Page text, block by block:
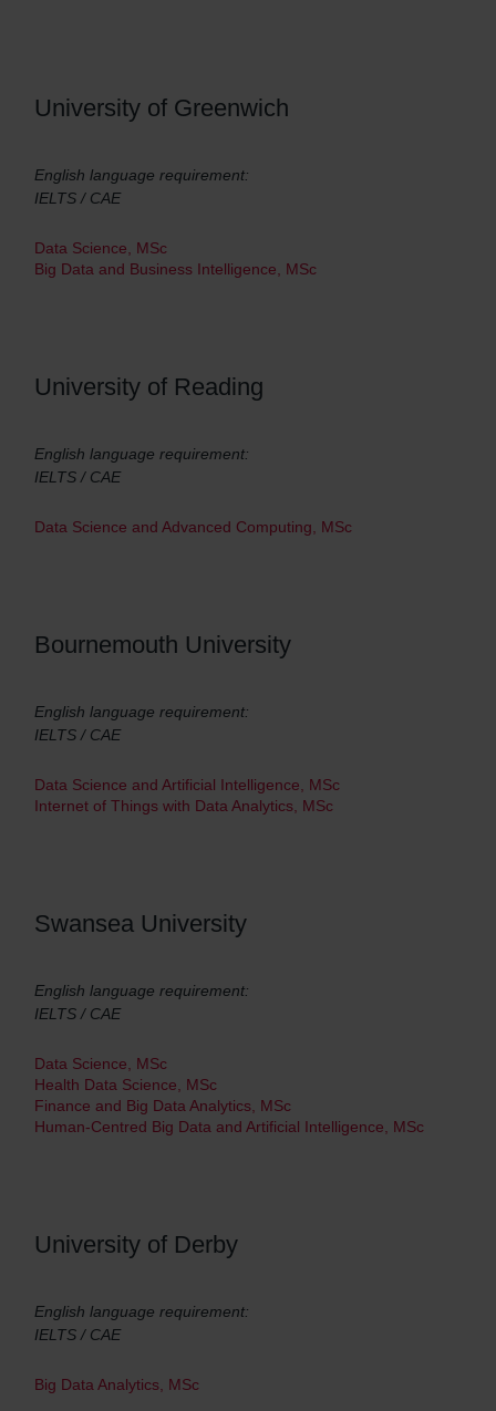
University of Greenwich
English language requirement:
IELTS / CAE
Data Science, MSc
Big Data and Business Intelligence, MSc
University of Reading
English language requirement:
IELTS / CAE
Data Science and Advanced Computing, MSc
Bournemouth University
English language requirement:
IELTS / CAE
Data Science and Artificial Intelligence, MSc
Internet of Things with Data Analytics, MSc
Swansea University
English language requirement:
IELTS / CAE
Data Science, MSc
Health Data Science, MSc
Finance and Big Data Analytics, MSc
Human-Centred Big Data and Artificial Intelligence, MSc
University of Derby
English language requirement:
IELTS / CAE
Big Data Analytics, MSc